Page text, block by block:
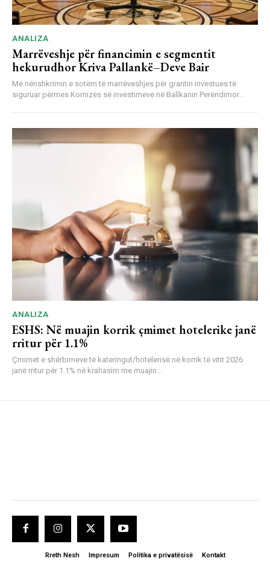
ANALIZA
Marrëveshje për financimin e segmentit
hekurudhor Kriva Pallankë–Deve Bair
Me nënshkrimin e sotëm të marrëveshjes për grantin investues të
siguruar përmes Kornizës së investimeve në Ballkanin Perëndimor...
ANALIZA
ESHS: Në muajin korrik çmimet hotelerike janë
rritur për 1.1%
Çmimet e shërbimeve të kateringut/hotelerisë në korrik të vitit 2026
janë rritur për 1.1% në krahasim me muajin...
Rreth Nesh Impresum Politika e privatësisë Kontakt